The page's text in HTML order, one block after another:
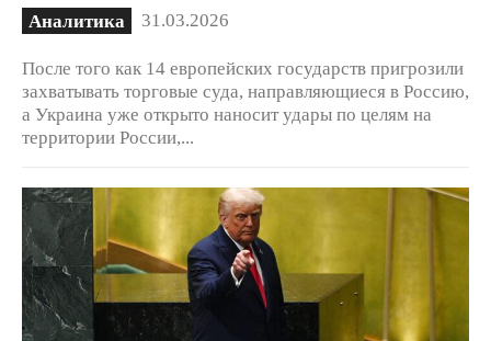
Аналитика 31.03.2026
После того как 14 европейских государств пригрозили
захватывать торговые суда, направляющиеся в Россию,
а Украина уже открыто наносит удары по целям на
территории России,...